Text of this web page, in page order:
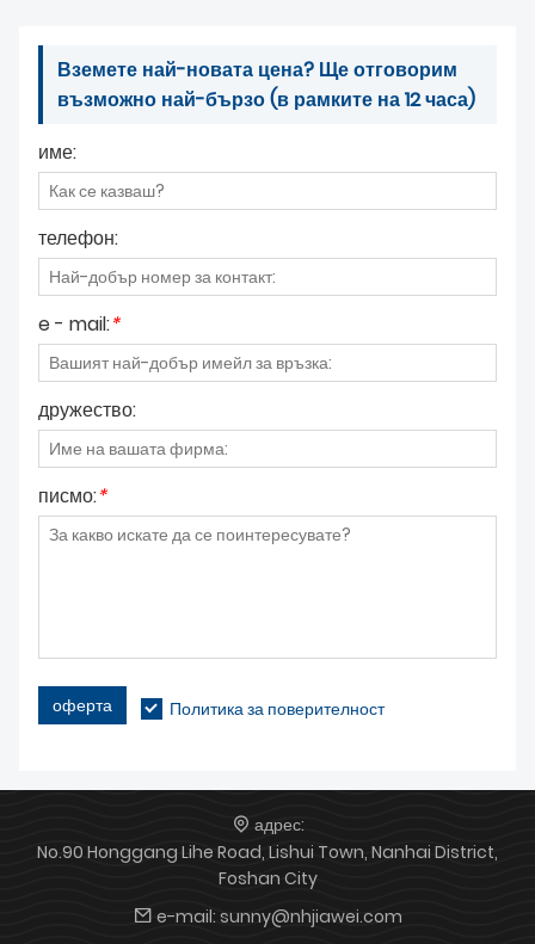
Вземете най-новата цена? Ще отговорим
възможно най-бързо (в рамките на 12 часа)
име:
телефон:
e - mail:*
дружество:
писмо:*
оферта Политика за поверителност
адрес:
No.90 Honggang Lihe Road, Lishui Town, Nanhai District,
Foshan City
e-mail: sunny@nhjiawei.com